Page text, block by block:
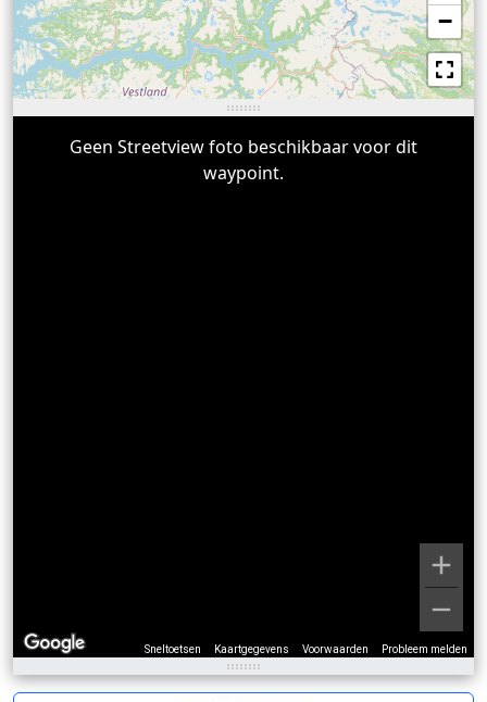
−
Sneltoetsen Kaartgegevens Voorwaarden Probleem melden
Geen Streetview foto beschikbaar voor dit
waypoint.